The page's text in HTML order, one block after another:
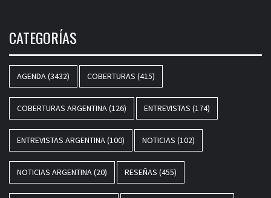
CATEGORÍAS
AGENDA(3432) COBERTURAS (415)
COBERTURAS ARGENTINA(126) ENTREVISTAS (174)
ENTREVISTAS ARGENTINA(100) NOTICIAS (102)
NOTICIAS ARGENTINA(20) RESEÑAS (455)